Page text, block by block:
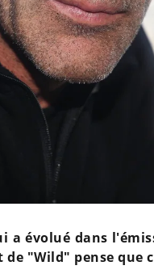
a évolué dans
"Wild" pense que